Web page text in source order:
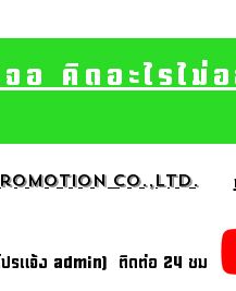
จอ คิดอะไรไ
CO.,Ltd.
ปรแจ้ง admin) ติดต่อ 24 ชม